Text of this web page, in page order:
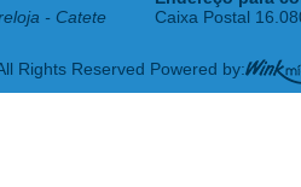
- Catete
Caixa Postal
Rights Reserved Powered by: